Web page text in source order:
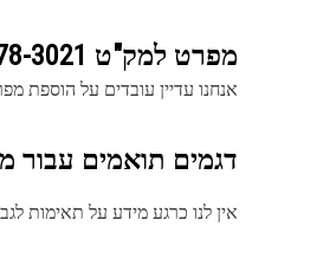
מפרט למק"ט 3021
אנחנו עדיין עובדים על הוספת
דגמים תואמים עבור
אין לנו כרגע מידע על תאימות